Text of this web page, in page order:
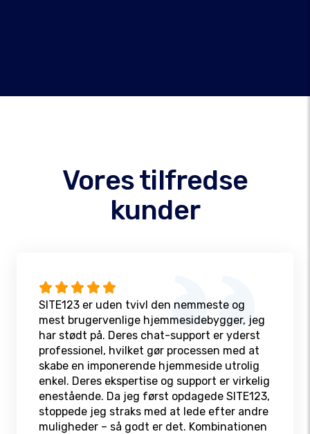
Vores tilfredse
kunder
SITE123 er uden tvivl den nemmeste og
mest brugervenlige hjemmesidebygger, jeg
har stødt på. Deres chat-support er yderst
professionel, hvilket gør processen med at
skabe en imponerende hjemmeside utrolig
enkel. Deres ekspertise og support er virkelig
enestående. Da jeg først opdagede SITE123,
stoppede jeg straks med at lede efter andre
muligheder – så godt er det. Kombinationen